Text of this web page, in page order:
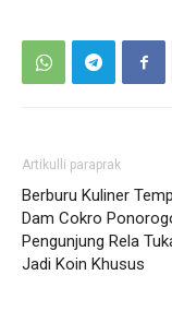
Artikulli paraprak
Berburu Kuliner
Dam Cokro
Pengunjung Rela
Jadi Koin Khusus